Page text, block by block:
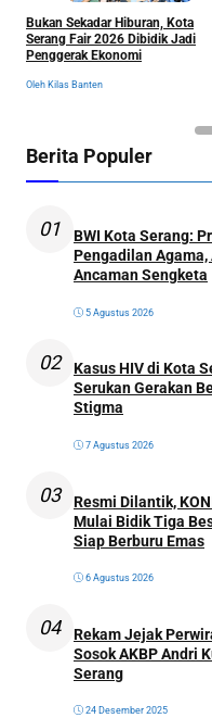
Bukan Sekadar Hiburan, Kota
Serang Fair 2026 Dibidik Jadi
Penggerak Ekonomi
Oleh Kilas Banten
Berita Populer
01
BWI Kota Serang:
Pengadilan
Ancaman Sengketa
5 Agustus 2026
02
Kasus HIV di Kota
Serukan Gerakan
Stigma
7 Agustus 2026
03
Resmi Dilantik,
Mulai Bidik Tiga
Siap Berburu Emas
6 Agustus 2026
04
Rekam Jejak
Sosok AKBP Andri
Serang
24 Desember 2025